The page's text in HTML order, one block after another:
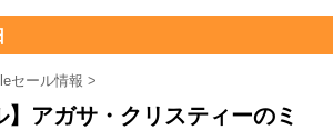
セール情報 >
】アガサ・クリスティーのミ